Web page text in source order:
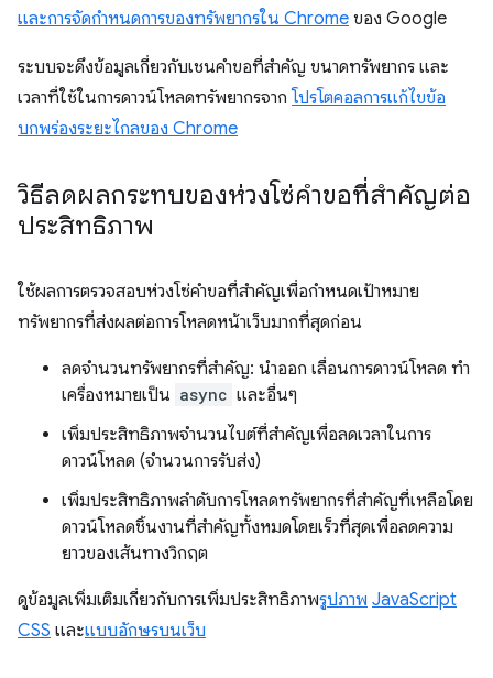
และการจัดกำหนดการของทรัพยากรใน Chrome ของ Google
ระบบจะดึงข้อมูลเกี่ยวกับเชนคำขอที่สำคัญ ขนาดทรัพยากร และ
เวลาที่ใช้ในการดาวน์โหลดทรัพยากรจากโปรโตคอลการแก้ไขข้อ
บกพร่องระยะไกลของ Chrome
วิธีลดผลกระทบของห่วงโซ่คำขอที่สำคัญต่อ
ประสิทธิภาพ
ใช้ผลการตรวจสอบห่วงโซ่คำขอที่สำคัญเพื่อกำหนดเป้าหมาย
ทรัพยากรที่ส่งผลต่อการโหลดหน้าเว็บมากที่สุดก่อน
ลดจำนวนทรัพยากรที่สำคัญ: นำออก เลื่อนการดาวน์โหลด ทำ
เครื่องหมายเป็น async และอื่นๆ
เพิ่มประสิทธิภาพจำนวนไบต์ที่สำคัญเพื่อลดเวลาในการ
ดาวน์โหลด (จำนวนการรับส่ง)
เพิ่มประสิทธิภาพลำดับการโหลดทรัพยากรที่สำคัญที่เหลือโดย
ดาวน์โหลดชิ้นงานที่สำคัญทั้งหมดโดยเร็วที่สุดเพื่อลดความ
ยาวของเส้นทางวิกฤต
ดูข้อมูลเพิ่มเติมเกี่ยวกับการเพิ่มประสิทธิภาพรูปภาพ JavaScript
CSS และแบบอักษรบนเว็บ